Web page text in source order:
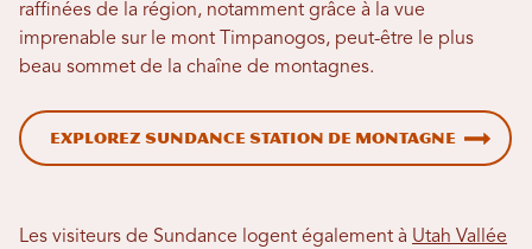
raffinées de la région, notamment grâce à la vue
imprenable sur le mont Timpanogos, peut-être le plus
beau sommet de la chaîne de montagnes.
Explorez Sundance Station de montagne
Les visiteurs de Sundance logent également à Utah Vallée